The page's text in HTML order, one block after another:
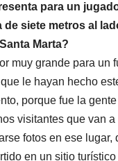
para un
de siete metros al
Marta?
muy grande para un
le hayan hecho
porque fue la
visitantes que van
fotos en ese lugar,
en un sitio